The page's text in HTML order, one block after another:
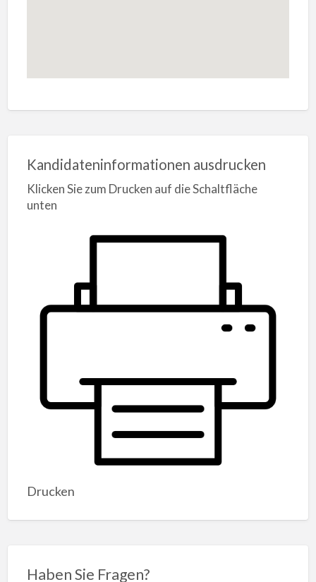
Kandidateninformationen ausdrucken
Klicken Sie zum Drucken auf die Schaltfläche
unten
Drucken
Haben Sie Fragen?